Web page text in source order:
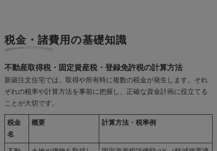
税金・諸費用の基礎知識
不動産取得税・固定資産税・登録免許税の計算方法
新築注文住宅では、取得や所有時に複数の税金が発生します。それ
ぞれの税率や計算方法を事前に把握し、正確な資金計画に役立てる
ことが大切です。
税金
名
概要 計算方法・税率例